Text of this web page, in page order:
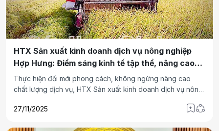
HTX Sản xuất kinh doanh dịch vụ nông nghiệp
Hợp Hưng: Điểm sáng kinh tế tập thể, nâng cao
đời sống thành viên tại Ninh Bình
Thực hiện đổi mới phong cách, không ngừng nâng cao
chất lượng dịch vụ, HTX Sản xuất kinh doanh dịch vụ nông
phần nâng mức thu nhập bình quân đầu người đạt trên 90
27/11/2025